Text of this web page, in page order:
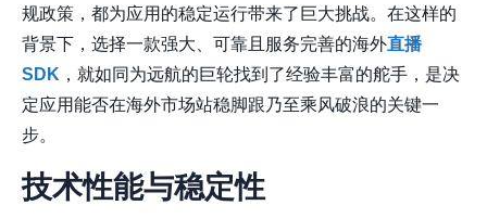
规政策，都为应用的稳定运行带来了巨大挑战。在这样的
背景下，选择一款强大、可靠且服务完善的海外直播
SDK ，就如同为远航的巨轮找到了经验丰富的舵手，是决
定应用能否在海外市场站稳脚跟乃至乘风破浪的关键一
步。
技术性能与稳定性